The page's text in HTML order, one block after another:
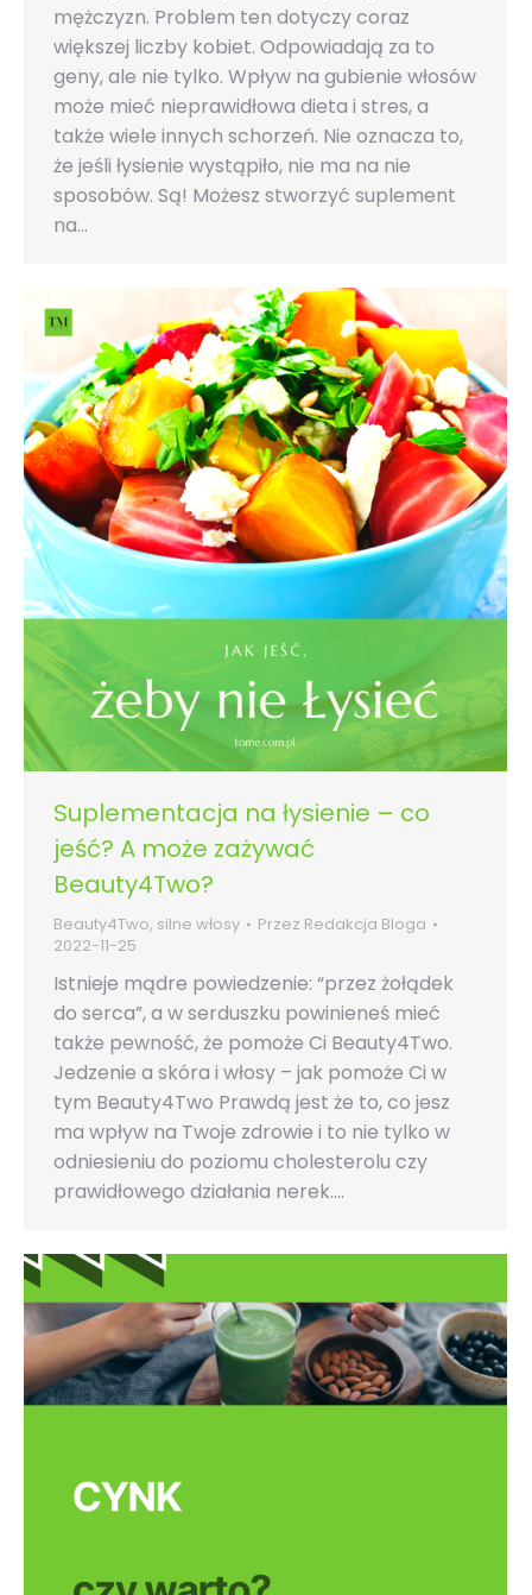
mężczyzn. Problem ten dotyczy coraz
większej liczby kobiet. Odpowiadają za to
geny, ale nie tylko. Wpływ na gubienie włosów
może mieć nieprawidłowa dieta i stres, a
także wiele innych schorzeń. Nie oznacza to,
że jeśli łysienie wystąpiło, nie ma na nie
sposobów. Są! Możesz stworzyć suplement
na…
Suplementacja na łysienie – co
jeść? A może zażywać
Beauty4Two?
Beauty4Two, silne włosy Przez Redakcja Bloga
2022-11-25
Istnieje mądre powiedzenie: “przez żołądek
do serca”, a w serduszku powinieneś mieć
także pewność, że pomoże Ci Beauty4Two.
Jedzenie a skóra i włosy – jak pomoże Ci w
tym Beauty4Two Prawdą jest że to, co jesz
ma wpływ na Twoje zdrowie i to nie tylko w
odniesieniu do poziomu cholesterolu czy
prawidłowego działania nerek.…